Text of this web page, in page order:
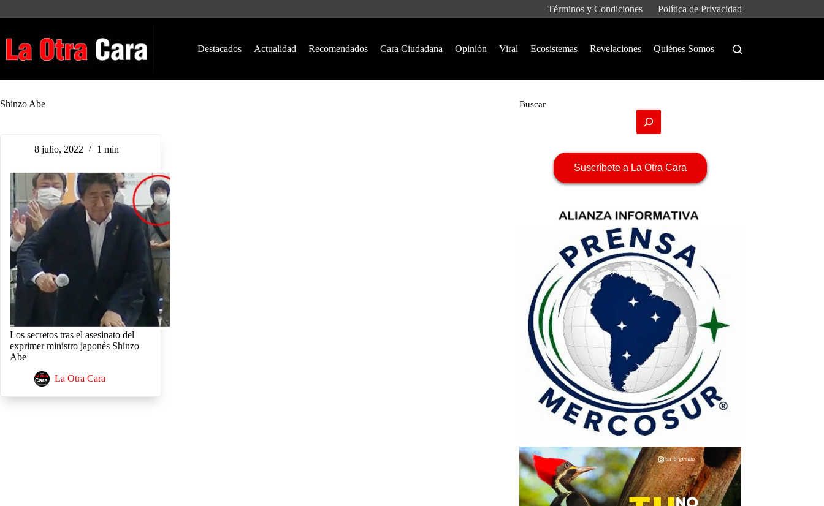
Términos y Condiciones Política de Privacidad
Destacados Actualidad Recomendados Cara Ciudadana Opinión Viral Ecosistemas Revelaciones Quiénes Somos
Shinzo Abe
8 julio, 2022 1 min
Los secretos tras el asesinato del
exprimer ministro japonés Shinzo
Abe
La Otra Cara
Buscar
Suscríbete a La Otra Cara